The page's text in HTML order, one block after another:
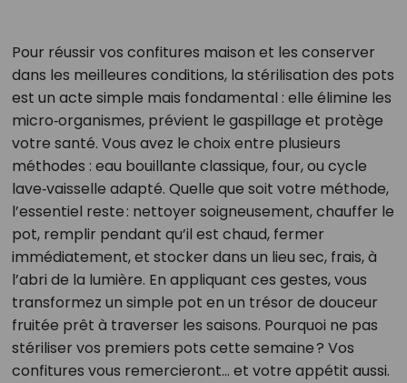
Pour réussir vos confitures maison et les conserver
dans les meilleures conditions, la stérilisation des pots
est un acte simple mais fondamental : elle élimine les
micro‑organismes, prévient le gaspillage et protège
votre santé. Vous avez le choix entre plusieurs
méthodes : eau bouillante classique, four, ou cycle
lave‑vaisselle adapté. Quelle que soit votre méthode,
l’essentiel reste : nettoyer soigneusement, chauffer le
pot, remplir pendant qu’il est chaud, fermer
immédiatement, et stocker dans un lieu sec, frais, à
l’abri de la lumière. En appliquant ces gestes, vous
transformez un simple pot en un trésor de douceur
fruitée prêt à traverser les saisons. Pourquoi ne pas
stériliser vos premiers pots cette semaine ? Vos
confitures vous remercieront… et votre appétit aussi.